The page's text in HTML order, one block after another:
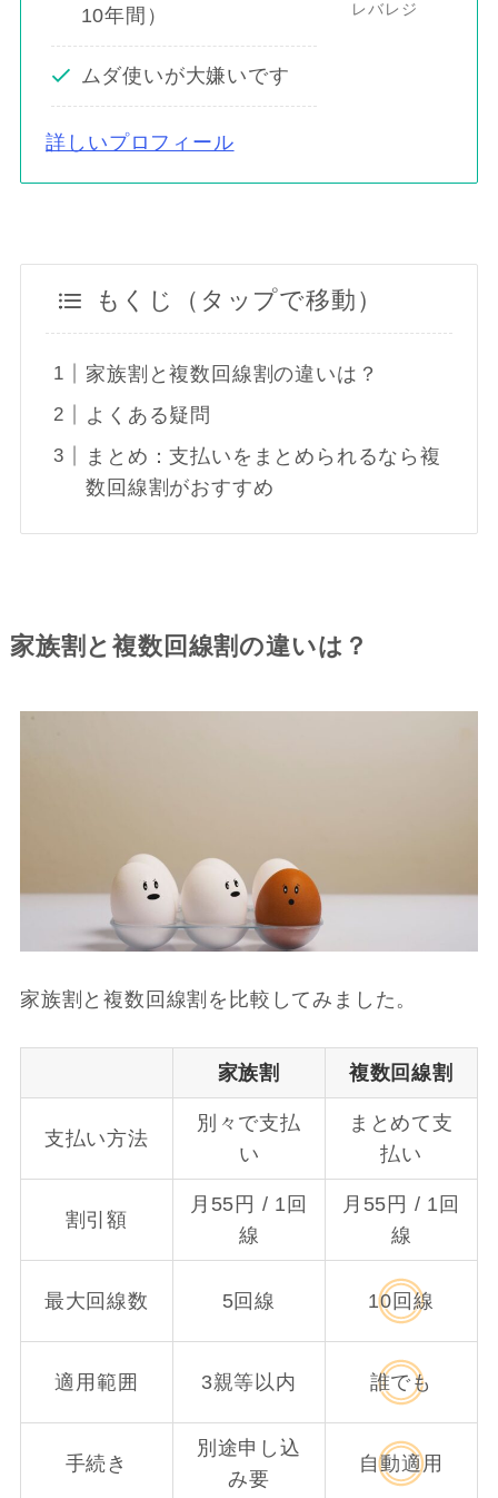
10年間）
ムダ使いが大嫌いです
詳しいプロフィール
レバレジ
もくじ（タップで移動）
家族割と複数回線割の違いは？
よくある疑問
まとめ：支払いをまとめられるなら複
数回線割がおすすめ
家族割と複数回線割の違いは？
家族割と複数回線割を比較してみました。
家族割 複数回線割
支払い方法
別々で支払
い
まとめて支
払い
割引額
月55円 / 1回
線
月55円 / 1回
線
最大回線数 5回線 10回線
適用範囲 3親等以内 誰でも
手続き
別途申し込
み要
自動適用